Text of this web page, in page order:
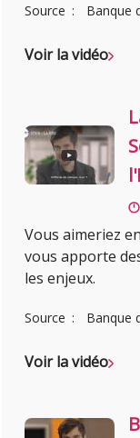
Source Banque
Voir la vidéo
Vous aimeriez
vous apporte
les enjeux.
Source Banque
Voir la vidéo